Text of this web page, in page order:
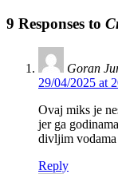
9 Responses to
Goran
29/04/2025 at
Ovaj miks je
jer ga
divljim
Reply